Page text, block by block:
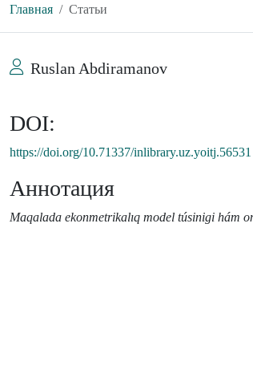
Главная Статьи
Ruslan Abdiramanov
DOI:
https://doi.org/10.71337/inlibrary.uz.yoitj.56531
Аннотация
Maqalada ekonmetrikalıq model túsinigi hám